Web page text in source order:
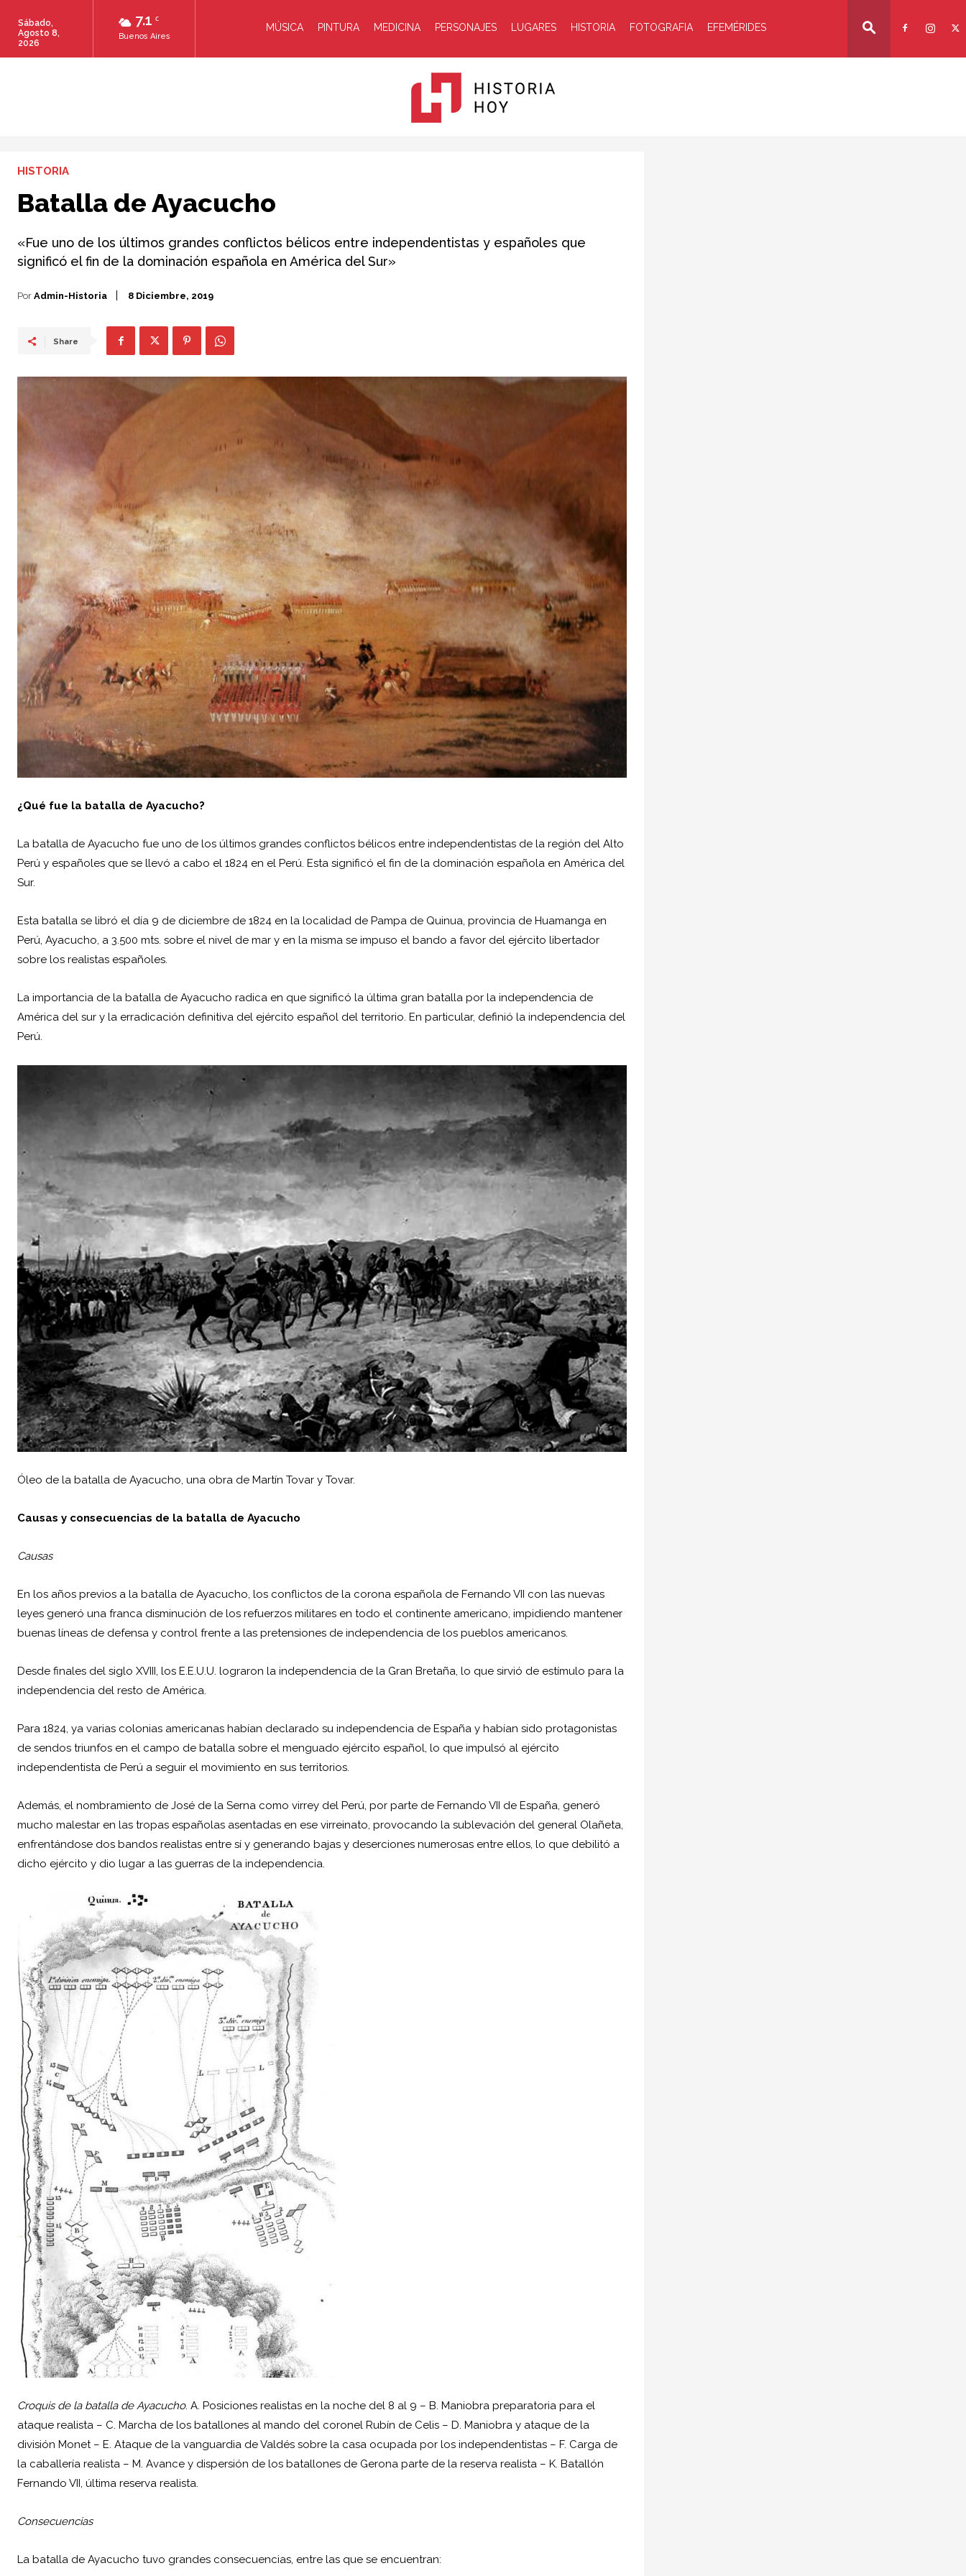
7.1 C
Buenos Aires
Sábado,
Agosto 8,
2026
MÚSICA PINTURA MEDICINA PERSONAJES LUGARES HISTORIA FOTOGRAFIA EFEMÉRIDES
HISTORIA
Batalla de Ayacucho
«Fue uno de los últimos grandes conflictos bélicos entre independentistas y españoles que
significó el fin de la dominación española en América del Sur»
Por Admin-Historia 8 Diciembre, 2019
Share
¿Qué fue la batalla de Ayacucho?
La batalla de Ayacucho fue uno de los últimos grandes conflictos bélicos entre independentistas de la región del Alto
Perú y españoles que se llevó a cabo el 1824 en el Perú. Esta significó el fin de la dominación española en América del
Sur.
Esta batalla se libró el día 9 de diciembre de 1824 en la localidad de Pampa de Quinua, provincia de Huamanga en
Perú, Ayacucho, a 3.500 mts. sobre el nivel de mar y en la misma se impuso el bando a favor del ejército libertador
sobre los realistas españoles.
La importancia de la batalla de Ayacucho radica en que significó la última gran batalla por la independencia de
América del sur y la erradicación definitiva del ejército español del territorio. En particular, definió la independencia del
Perú.
Óleo de la batalla de Ayacucho, una obra de Martín Tovar y Tovar.
Causas y consecuencias de la batalla de Ayacucho
Causas
En los años previos a la batalla de Ayacucho, los conflictos de la corona española de Fernando VII con las nuevas
leyes generó una franca disminución de los refuerzos militares en todo el continente americano, impidiendo mantener
buenas líneas de defensa y control frente a las pretensiones de independencia de los pueblos americanos.
Desde finales del siglo XVIII, los E.E.U.U. lograron la independencia de la Gran Bretaña, lo que sirvió de estímulo para la
independencia del resto de América.
Para 1824, ya varias colonias americanas habían declarado su independencia de España y habían sido protagonistas
de sendos triunfos en el campo de batalla sobre el menguado ejército español, lo que impulsó al ejército
independentista de Perú a seguir el movimiento en sus territorios.
Además, el nombramiento de José de la Serna como virrey del Perú, por parte de Fernando VII de España, generó
mucho malestar en las tropas españolas asentadas en ese virreinato, provocando la sublevación del general Olañeta,
enfrentándose dos bandos realistas entre sí y generando bajas y deserciones numerosas entre ellos, lo que debilitó a
dicho ejército y dio lugar a las guerras de la independencia.
Croquis de la batalla de Ayacucho. A. Posiciones realistas en la noche del 8 al 9 – B. Maniobra preparatoria para el
ataque realista – C. Marcha de los batallones al mando del coronel Rubín de Celis – D. Maniobra y ataque de la
división Monet – E. Ataque de la vanguardia de Valdés sobre la casa ocupada por los independentistas – F. Carga de
la caballería realista – M. Avance y dispersión de los batallones de Gerona parte de la reserva realista – K. Batallón
Fernando VII, última reserva realista.
Consecuencias
La batalla de Ayacucho tuvo grandes consecuencias, entre las que se encuentran: